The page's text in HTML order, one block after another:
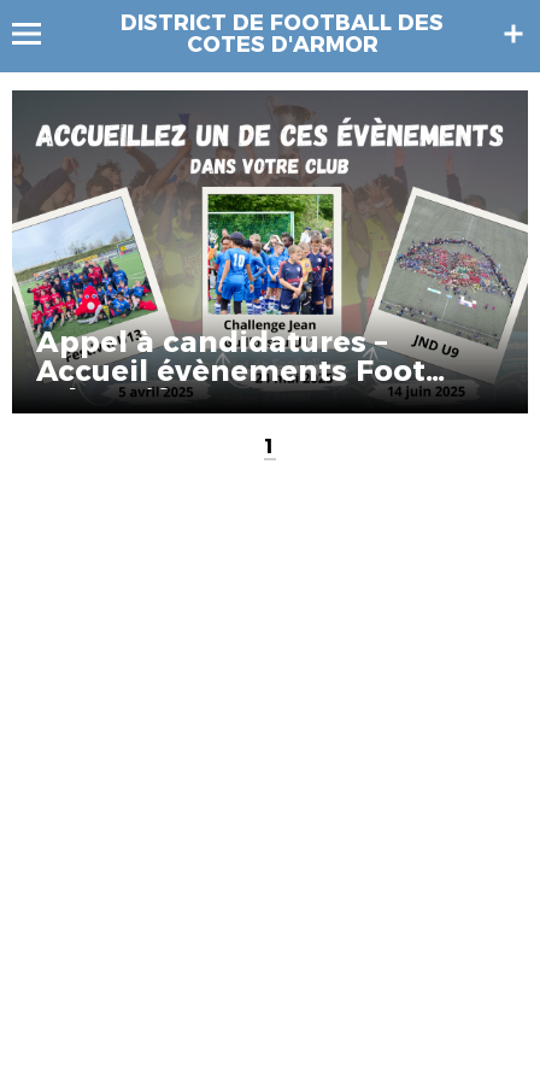
DISTRICT DE FOOTBALL DES
COTES D'ARMOR
Appel à candidatures –
Accueil évènements Foot
Educatif
1